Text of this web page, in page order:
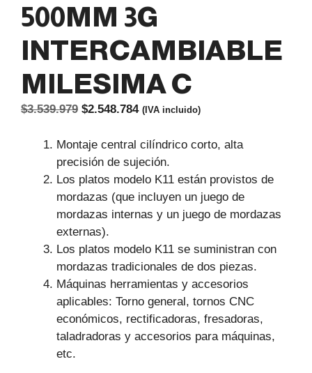
500MM 3G
INTERCAMBIABLE
MILESIMA C
$3.539.979 El
original
era:
$3.539.979.
$2.548.784El
actual
es:
$2.548.784.
(IVA incluido)
Montaje central cilíndrico corto, alta
precisión de sujeción.
Los platos modelo K11 están provistos de
mordazas (que incluyen un juego de
mordazas internas y un juego de mordazas
externas).
Los platos modelo K11 se suministran con
mordazas tradicionales de dos piezas.
Máquinas herramientas y accesorios
aplicables: Torno general, tornos CNC
económicos, rectificadoras, fresadoras,
taladradoras y accesorios para máquinas,
etc.